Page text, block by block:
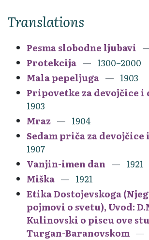
Translations
Pesma slobodne ljubavi
Protekcija
1300–2000
Mala pepeljuga
1903
Pripovetke za devojčice i
1903
Mraz
1904
Sedam priča za devojčice
1907
Vanjin-imen dan
1921
Miška
1921
Etika Dostojevskoga
pojmovi o svetu), Uvod:
Kulinovski o piscu ove
Turgan-Baranovskom